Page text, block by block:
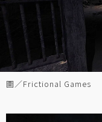
圖／Frictional Games